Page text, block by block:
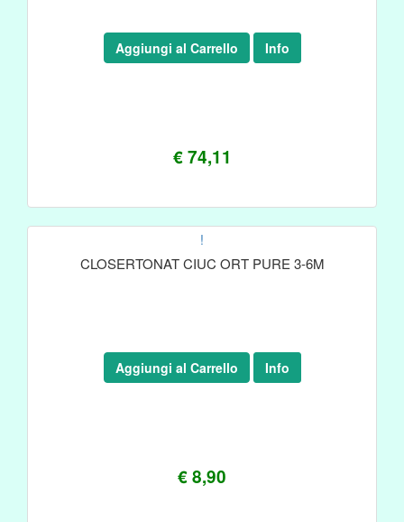
€ 74,11
Aggiungi al Carrello Info
!
CLOSERTONAT CIUC ORT PURE 3-6M
€ 8,90
Aggiungi al Carrello Info